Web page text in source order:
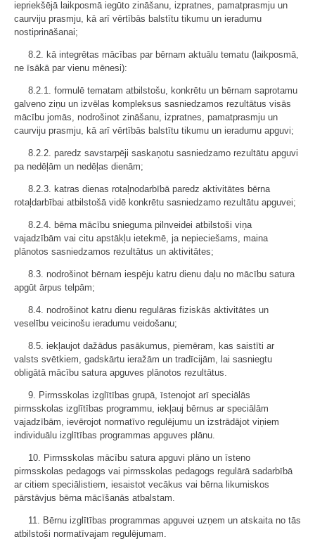
iepriekšējā laikposmā iegūto zināšanu, izpratnes, pamatprasmju un
caurviju prasmju, kā arī vērtībās balstītu tikumu un ieradumu
nostiprināšanai;
8.2. kā integrētas mācības par bērnam aktuālu tematu (laikposmā,
ne īsākā par vienu mēnesi):
8.2.1. formulē tematam atbilstošu, konkrētu un bērnam saprotamu
galveno ziņu un izvēlas kompleksus sasniedzamos rezultātus visās
mācību jomās, nodrošinot zināšanu, izpratnes, pamatprasmju un
caurviju prasmju, kā arī vērtībās balstītu tikumu un ieradumu apguvi;
8.2.2. paredz savstarpēji saskaņotu sasniedzamo rezultātu apguvi
pa nedēļām un nedēļas dienām;
8.2.3. katras dienas rotaļnodarbībā paredz aktivitātes bērna
rotaļdarbībai atbilstošā vidē konkrētu sasniedzamo rezultātu apguvei;
8.2.4. bērna mācību snieguma pilnveidei atbilstoši viņa
vajadzībām vai citu apstākļu ietekmē, ja nepieciešams, maina
plānotos sasniedzamos rezultātus un aktivitātes;
8.3. nodrošinot bērnam iespēju katru dienu daļu no mācību satura
apgūt ārpus telpām;
8.4. nodrošinot katru dienu regulāras fiziskās aktivitātes un
veselību veicinošu ieradumu veidošanu;
8.5. iekļaujot dažādus pasākumus, piemēram, kas saistīti ar
valsts svētkiem, gadskārtu ieražām un tradīcijām, lai sasniegtu
obligātā mācību satura apguves plānotos rezultātus.
9. Pirmsskolas izglītības grupā, īstenojot arī speciālās
pirmsskolas izglītības programmu, iekļauj bērnus ar speciālām
vajadzībām, ievērojot normatīvo regulējumu un izstrādājot viņiem
individuālu izglītības programmas apguves plānu.
10. Pirmsskolas mācību satura apguvi plāno un īsteno
pirmsskolas pedagogs vai pirmsskolas pedagogs regulārā sadarbībā
ar citiem speciālistiem, iesaistot vecākus vai bērna likumiskos
pārstāvjus bērna mācīšanās atbalstam.
11. Bērnu izglītības programmas apguvei uzņem un atskaita no tās
atbilstoši normatīvajam regulējumam.